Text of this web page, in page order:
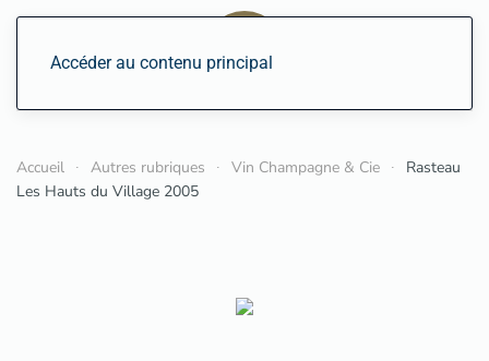
Accéder au contenu principal
Accueil Autres rubriques Vin Champagne & Cie
Rasteau
Les Hauts du Village 2005